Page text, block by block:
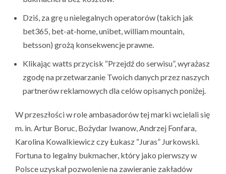
Dziś, za grę u nielegalnych operatorów (takich jak
bet365, bet-at-home, unibet, william mountain,
betsson) grożą konsekwencje prawne.
Klikając watts przycisk “Przejdź do serwisu”, wyrażasz
zgodę na przetwarzanie Twoich danych przez naszych
partnerów reklamowych dla celów opisanych poniżej.
W przeszłości w role ambasadorów tej marki wcielali się
m. in. Artur Boruc, Bożydar Iwanow, Andrzej Fonfara,
Karolina Kowalkiewicz czy Łukasz “Juras” Jurkowski.
Fortuna to legalny bukmacher, który jako pierwszy w
Polsce uzyskał pozwolenie na zawieranie zakładów